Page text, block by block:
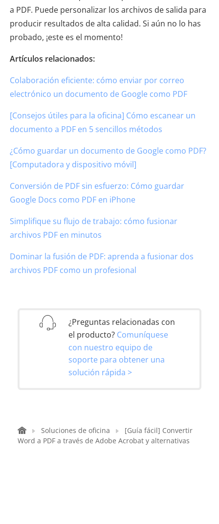
a PDF. Puede personalizar los archivos de salida para
producir resultados de alta calidad. Si aún no lo has
probado, ¡este es el momento!
Artículos relacionados:
Colaboración eficiente: cómo enviar por correo
electrónico un documento de Google como PDF
[Consejos útiles para la oficina] Cómo escanear un
documento a PDF en 5 sencillos métodos
¿Cómo guardar un documento de Google como PDF?
[Computadora y dispositivo móvil]
Conversión de PDF sin esfuerzo: Cómo guardar
Google Docs como PDF en iPhone
Simplifique su flujo de trabajo: cómo fusionar
archivos PDF en minutos
Dominar la fusión de PDF: aprenda a fusionar dos
archivos PDF como un profesional
¿Preguntas relacionadas con
el producto? Comuníquese
con nuestro equipo de
soporte para obtener una
solución rápida >
Soluciones de oficina
[Guía fácil] Convertir
Word a PDF a través de Adobe Acrobat y alternativas